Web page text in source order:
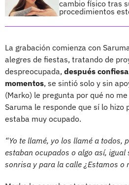
cambio físico tras
procedimientos
La grabación comienza con
alegres de fiestas, tratando de
despreocupada, después
momentos, se sintió solo y sin
(Marko) le pregunta por qué no
Saruma le responde que sí lo hizo
estaba muy ocupado.
“Yo te llamé, yo los llamé a todos,
estaban ocupados o algo así, igual
sonrisa y para la calle ¿Estamos o